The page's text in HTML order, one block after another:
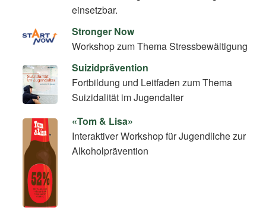
einsetzbar.
Stronger Now
Workshop zum Thema Stressbewältigung
Suizidprävention
Fortbildung und Leitfaden zum Thema
Suizidalität im Jugendalter
«Tom & Lisa»
Interaktiver Workshop für Jugendliche zur
Alkoholprävention